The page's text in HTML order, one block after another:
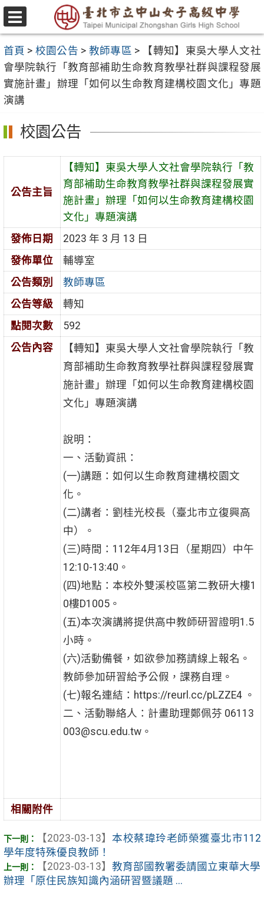
跳
至
要
內
容
區
選
單
首頁 > 校園公告 > 教師專區 >
【轉知】東吳大學人文社
會學院執行「教育部補助生命教育教學社群與課程發展
實施計畫」辦理「如何以生命教育建構校園文化」專題
演講
校園公告
公告主旨
【轉知】東吳大學人文社會學院執行「教
育部補助生命教育教學社群與課程發展實
施計畫」辦理「如何以生命教育建構校園
文化」專題演講
發佈日期
2023 年 3 月 13 日
發佈單位
輔導室
公告類別
教師專區
公告等級
轉知
點閱次數
592
公告內容
【轉知】東吳大學人文社會學院執行「教
育部補助生命教育教學社群與課程發展實
施計畫」辦理「如何以生命教育建構校園
文化」專題演講
說明：
一、活動資訊：
(一)講題：如何以生命教育建構校園文
化。
(二)講者：劉桂光校長（臺北市立復興高
中）。
(三)時間：112年4月13日（星期四）中午
12:10-13:40。
(四)地點：本校外雙溪校區第二教研大樓1
0樓D1005。
(五)本次演講將提供高中教師研習證明1.5
小時。
(六)活動備餐，如欲參加務請線上報名。
教師參加研習給予公假，課務自理。
(七)報名連結：https://reurl.cc/pLZZE4 。
二、活動聯絡人：計畫助理鄭佩芬 06113
003@scu.edu.tw。
相關附件
【2023-03-13】 本校蔡瑋玲老師榮獲臺北市112
學年度特殊優良教師！
【2023-03-13】 教育部國教署委請國立東華大學
辦理「原住民族知識內涵研習暨議題 ...